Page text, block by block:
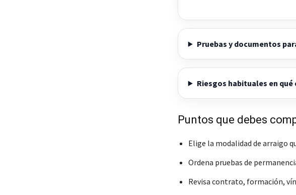
Pruebas y documentos
Riesgos habituales en
Puntos que debes
Elige la modalidad de arraigo
Ordena pruebas de
Revisa contrato, formación,